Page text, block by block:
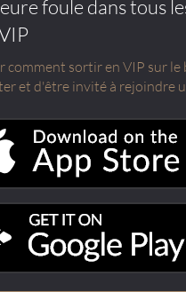
foule dans tous
comment sortir en VIP sur le
et d'être invité à rejoindre